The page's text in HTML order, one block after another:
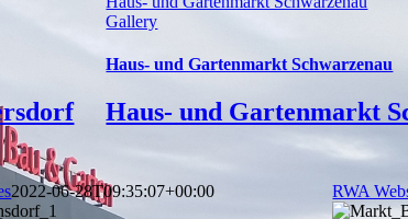
Gallery
Haus- und Gartenmarkt Schwarzenau
Haus- und Gartenmarkt
2022-06-28T09:35:07+00:00 RWA